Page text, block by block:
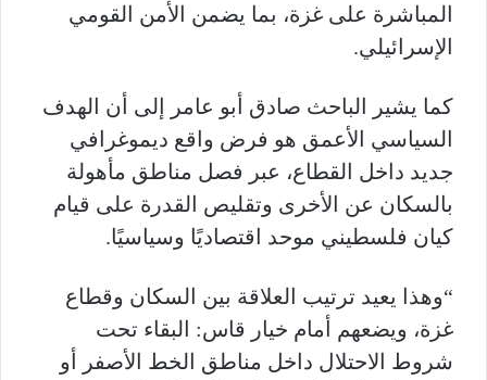
المباشرة على غزة، بما يضمن الأمن القومي
الإسرائيلي.
كما يشير الباحث صادق أبو عامر إلى أن الهدف
السياسي الأعمق هو فرض واقع ديموغرافي
جديد داخل القطاع، عبر فصل مناطق مأهولة
بالسكان عن الأخرى وتقليص القدرة على قيام
كيان فلسطيني موحد اقتصاديًا وسياسيًا.
“وهذا يعيد ترتيب العلاقة بين السكان وقطاع
غزة، ويضعهم أمام خيار قاس: البقاء تحت
شروط الاحتلال داخل مناطق الخط الأصفر أو